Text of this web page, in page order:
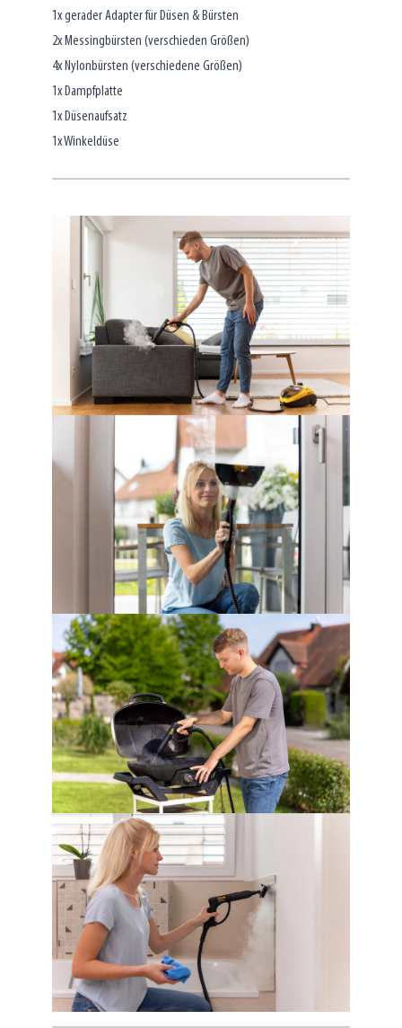
1x gerader Adapter für Düsen & Bürsten
2x Messingbürsten (verschieden Größen)
4x Nylonbürsten (verschiedene Größen)
1x Dampfplatte
1x Düsenaufsatz
1x Winkeldüse